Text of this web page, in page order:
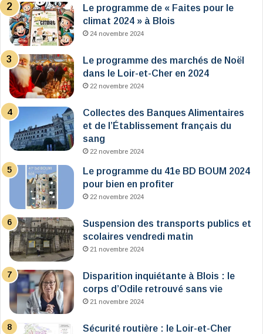
Le programme de « Faites pour le
climat 2024 » à Blois
24 novembre 2024
Le programme des marchés de Noël
dans le Loir-et-Cher en 2024
22 novembre 2024
Collectes des Banques Alimentaires
et de l’Établissement français du
sang
22 novembre 2024
Le programme du 41e BD BOUM 2024
pour bien en profiter
22 novembre 2024
Suspension des transports publics et
scolaires vendredi matin
21 novembre 2024
Disparition inquiétante à Blois : le
corps d’Odile retrouvé sans vie
21 novembre 2024
Sécurité routière : le Loir-et-Cher